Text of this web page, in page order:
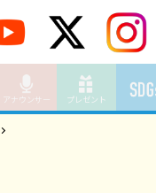
アナウンサー プレゼント